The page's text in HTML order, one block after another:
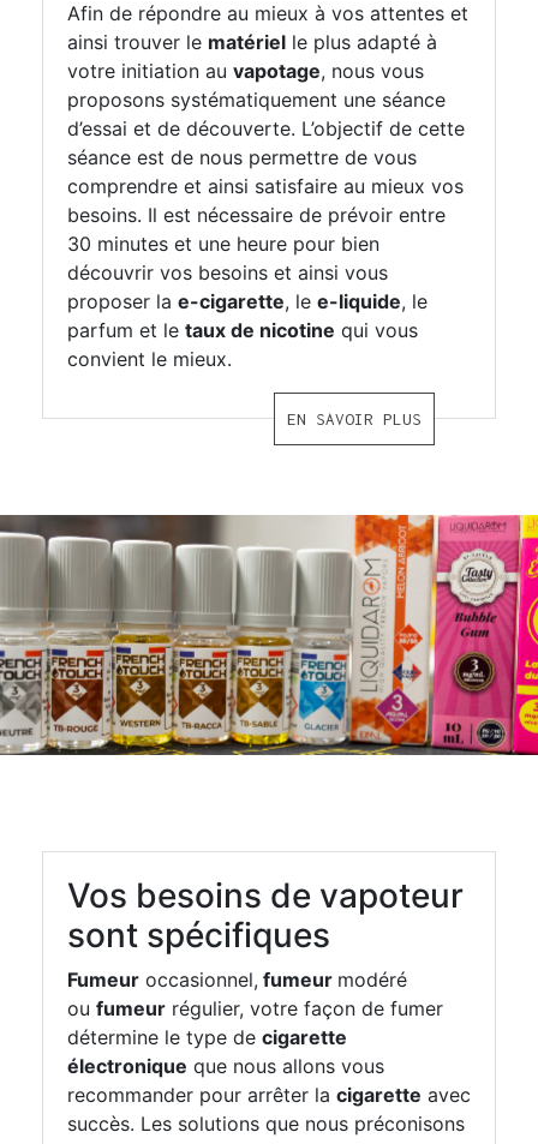
Afin de répondre au mieux à vos attentes et
ainsi trouver le matériel le plus adapté à
votre initiation au vapotage, nous vous
proposons systématiquement une séance
d’essai et de découverte. L’objectif de cette
séance est de nous permettre de vous
comprendre et ainsi satisfaire au mieux vos
besoins. Il est nécessaire de prévoir entre
30 minutes et une heure pour bien
découvrir vos besoins et ainsi vous
proposer la e-cigarette, le e-liquide, le
parfum et le taux de nicotine qui vous
convient le mieux.
EN SAVOIR PLUS
Vos besoins de vapoteur
sont spécifiques
Fumeur occasionnel, fumeur modéré
ou fumeur régulier, votre façon de fumer
détermine le type de cigarette
électronique que nous allons vous
recommander pour arrêter la cigarette avec
succès. Les solutions que nous préconisons